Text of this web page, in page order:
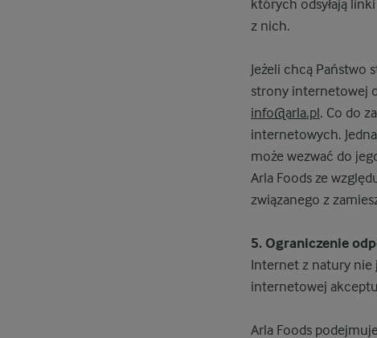
których odsyłają
z nich.
Jeżeli chcą
strony internetowej
info@arla.pl. Co do
internetowych.
może wezwać do
Arla Foods ze
związanego z
5. Ograniczenie
Internet z natury nie
internetowej
Arla Foods